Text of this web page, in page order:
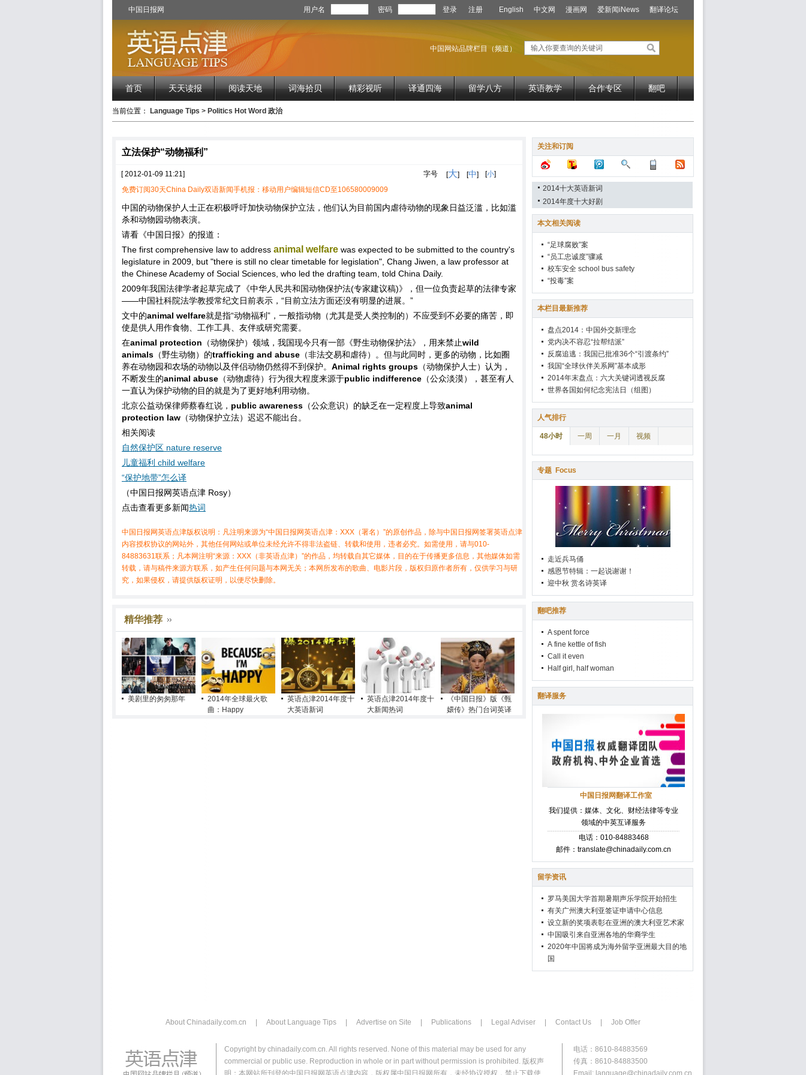
中国日报网 用户名 密码 登录 注册 English 中文网 漫画网 爱新闻iNews 翻译论坛
中国网站品牌栏目（频道）
首页 天天读报 阅读天地 词海拾贝 精彩视听 译通四海 留学八方 英语教学 合作专区 翻吧
当前位置： Language Tips > Politics Hot Word 政治
立法保护“动物福利”
[ 2012-01-09 11:21] 字号 [大] [中] [小]
免费订阅30天China Daily双语新闻手机报：移动用户编辑短信CD至106580009009
中国的动物保护人士正在积极呼吁加快动物保护立法，他们认为目前国内虐待动物的现象日益泛滥，比如滥
杀和动物园动物表演。
请看《中国日报》的报道：
The first comprehensive law to address animal welfare was expected to be submitted to the country's
legislature in 2009, but "there is still no clear timetable for legislation", Chang Jiwen, a law professor at
the Chinese Academy of Social Sciences, who led the drafting team, told China Daily.
2009年我国法律学者起草完成了《中华人民共和国动物保护法(专家建议稿)》，但一位负责起草的法律专家
——中国社科院法学教授常纪文日前表示，“目前立法方面还没有明显的进展。”
文中的animal welfare就是指“动物福利”，一般指动物（尤其是受人类控制的）不应受到不必要的痛苦，即
使是供人用作食物、工作工具、友伴或研究需要。
在animal protection （动物保护）领域，我国现今只有一部《野生动物保护法》，用来禁止wild
animals （野生动物）的trafficking and abuse （非法交易和虐待）。但与此同时，更多的动物，比如圈
养在动物园和农场的动物以及伴侣动物仍然得不到保护。 Animal rights groups （动物保护人士）认为，
不断发生的animal abuse （动物虐待）行为很大程度来源于public indifference （公众淡漠），甚至有人
一直认为保护动物的目的就是为了更好地利用动物。
北京公益动保律师蔡春红说， public awareness （公众意识）的缺乏在一定程度上导致animal
protection law （动物保护立法）迟迟不能出台。
相关阅读
自然保护区 nature reserve
儿童福利 child welfare
“保护地带”怎么译
（中国日报网英语点津 Rosy）
点击查看更多新闻热词
中国日报网英语点津版权说明：凡注明来源为“中国日报网英语点津：XXX（署名）”的原创作品，除与中国日报网签署英语点津
内容授权协议的网站外，其他任何网站或单位未经允许不得非法盗链、转载和使用，违者必究。如需使用，请与010-
84883631联系；凡本网注明“来源：XXX（非英语点津）”的作品，均转载自其它媒体，目的在于传播更多信息，其他媒体如需
转载，请与稿件来源方联系，如产生任何问题与本网无关；本网所发布的歌曲、电影片段，版权归原作者所有，仅供学习与研
究，如果侵权，请提供版权证明，以便尽快删除。
精华推荐
美剧里的匆匆那年
2014年全球最火歌
曲：Happy
英语点津2014年度十
大英语新词
英语点津2014年度十
大新闻热词
《中国日报》版《甄
嬛传》热门台词英译
关注和订阅
2014十大英语新词
2014年度十大好剧
本文相关阅读
“足球腐败”案
“员工忠诚度”骤减
校车安全 school bus safety
“投毒”案
本栏目最新推荐
盘点2014：中国外交新理念
党内决不容忍“拉帮结派”
反腐追逃：我国已批准36个“引渡条约”
我国“全球伙伴关系网”基本成形
2014年末盘点：六大关键词透视反腐
世界各国如何纪念宪法日（组图）
人气排行
48小时 一周 一月 视频
专题 Focus
走近兵马俑
感恩节特辑：一起说谢谢！
迎中秋 赏名诗英译
翻吧推荐
A spent force
A fine kettle of fish
Call it even
Half girl, half woman
翻译服务
中国日报网翻译工作室
我们提供：媒体、文化、财经法律等专业
领域的中英互译服务
电话：010-84883468
邮件：translate@chinadaily.com.cn
留学资讯
罗马美国大学首期暑期声乐学院开始招生
有关广州澳大利亚签证申请中心信息
设立新的奖项表彰在亚洲的澳大利亚艺术家
中国吸引来自亚洲各地的华裔学生
2020年中国将成为海外留学亚洲最大目的地
国
About Chinadaily.com.cn About Language Tips Advertise on Site Publications Legal Adviser Contact Us Job Offer
Copyright by chinadaily.com.cn. All rights reserved. None of this material may be used for any
commercial or public use. Reproduction in whole or in part without permission is prohibited. 版权声
明：本网站所刊登的中国日报网英语点津内容，版权属中国日报网所有，未经协议授权，禁止下载使
电话：8610-84883569
传真：8610-84883500
Email: language@chinadaily.com.cn